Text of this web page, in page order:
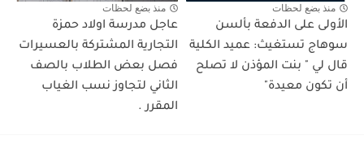
منذ بضع لحظات
الأولى على الدفعة بألسن
سوهاج تستغيث: عميد الكلية
قال لي " بنت المؤذن لا تصلح
أن تكون معيدة"
منذ بضع لحظات
عاجل مدرسة اولاد حمزة
التجارية المشتركة بالعسيرات
فصل بعض الطلاب بالصف
الثاني لتجاوز نسب الغياب
المقرر .